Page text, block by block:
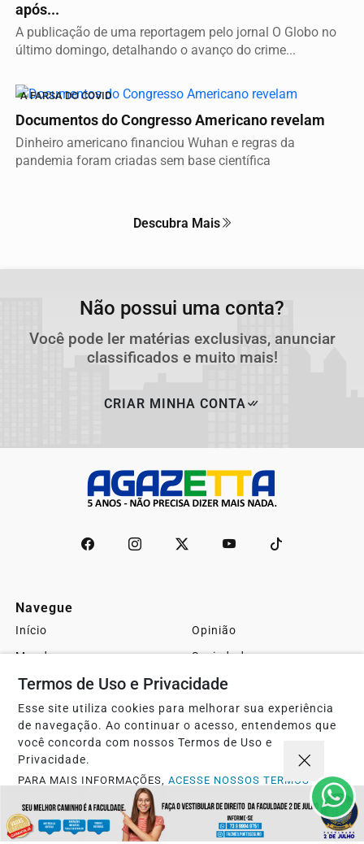
após...
A publicação de uma reportagem pelo jornal O Globo no
último domingo, detalhando o avanço do crime...
A FARSA DO COVID
Documentos do Congresso Americano revelam
Dinheiro americano financiou Wuhan e regras da
pandemia foram criadas sem base científica
Descubra Mais
Não possui uma conta?
Você pode ler matérias exclusivas, anunciar
classificados e muito mais!
CRIAR MINHA CONTA
Navegue
Início
Opinião
Mundo
Sociedade
Ciência & Tecnologia
Educação
Política
Economia
Agro
Justiça
Saúde
Esportes
Cidades
Cultura
Futebol
Sobre
Termos de Uso e Privacidade
Esse site utiliza cookies para melhorar sua experiência
de navegação. Ao continuar o acesso, entendemos que
você concorda com nossos Termos de Uso e
Privacidade.
PARA MAIS INFORMAÇÕES,ACESSE NOSSOS TERMOS
PROSSEGUIR